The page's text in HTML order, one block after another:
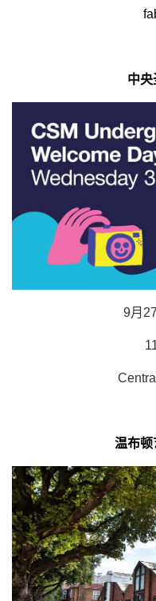
中央
9月
温布顿